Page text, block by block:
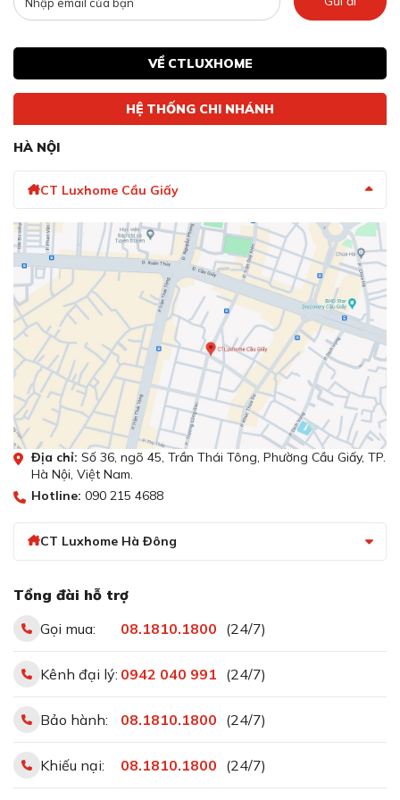
Chuẩn kháng nước IP55 bền bỉ
Avolock AL 84FRVT được thiết kế để hoạt động bền bỉ
bất chấp thử thách của thời gian và môi trường.
Với chuẩn kháng nước và bụi IP55, khóa được bảo vệ
hiệu quả khỏi sự xâm nhập của bụi bẩn và chống chịu
tốt các tia nước phun từ mọi hướng (tương đương mưa
lớn).
Điều này đảm bảo thiết bị vận hành ổn định và hiệu quả
liên tục, kéo dài tuổi thọ sản phẩm, mang lại sự an tâm
tuyệt đối cho bạn dưới mọi điều kiện khí hậu.
Thiết lập cài đặt mã pin, thẻ từ và vân tay
dễ dàng
Thiết lập cài đặt mã pin
VỀ CTLUXHOME
HỆ THỐNG CHI NHÁNH
HÀ NỘI
CT Luxhome Cầu Giấy
Địa chỉ: Số 36, ngõ 45, Trần Thái Tông, Phường Cầu Giấy, TP.
Hà Nội, Việt Nam.
Hotline: 090 215 4688
CT Luxhome Hà Đông
Tổng đài hỗ trợ
Gọi mua:
08.1810.1800 (24/7)
Kênh đại lý: 0942 040 991 (24/7)
Bảo hành: 08.1810.1800 (24/7)
Khiếu nại: 08.1810.1800 (24/7)